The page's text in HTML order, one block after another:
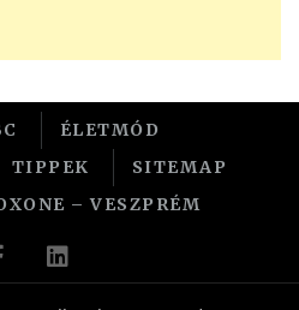
ÉLETMÓD
TIPPEK
SITEMAP
– VESZPRÉM